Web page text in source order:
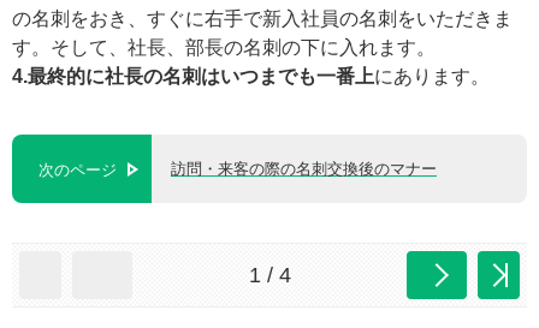
の名刺をおき、すぐに右手で新入社員の名刺をいただきま
す。そして、社長、部長の名刺の下に入れます。
4.最終的に社長の名刺はいつまでも一番上にあります。
次のページ 訪問・来客の際の名刺交換後のマナー
1 / 4